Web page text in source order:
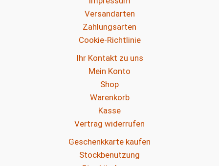
Versandarten
Zahlungsarten
Cookie-Richtlinie
Ihr Kontakt zu uns
Mein Konto
Shop
Warenkorb
Kasse
Vertrag widerrufen
Geschenkkarte kaufen
Stockbenutzung